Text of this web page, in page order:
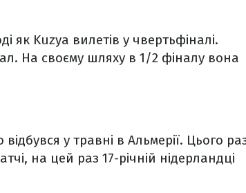
як Kuzya вилетів у чвертьфіналі.
На своєму шляху в 1/2 фіналу вона
у травні в Альмерії. Цього
на цей раз 17-річній нідерландці